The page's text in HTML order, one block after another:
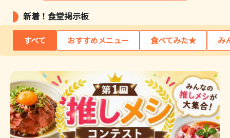
新着！食堂掲示板
すべて おすすめメニュー 食べてみた★ み